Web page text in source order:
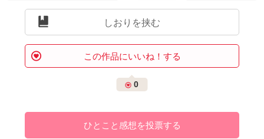
しおりを挟む
この作品にいいね！する
0
ひとこと感想を投票する